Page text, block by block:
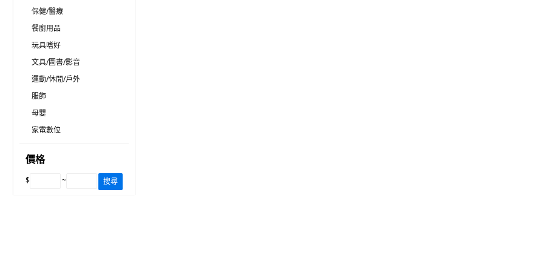
保健/醫療
餐廚用品
玩具嗜好
文具/圖書/影音
運動/休閒/戶外
服飾
母嬰
家電數位
價格
$ ~ 搜尋